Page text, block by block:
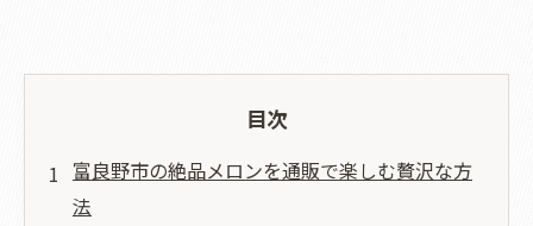
目次
富良野市の絶品メロンを通販で楽しむ贅沢な方
法